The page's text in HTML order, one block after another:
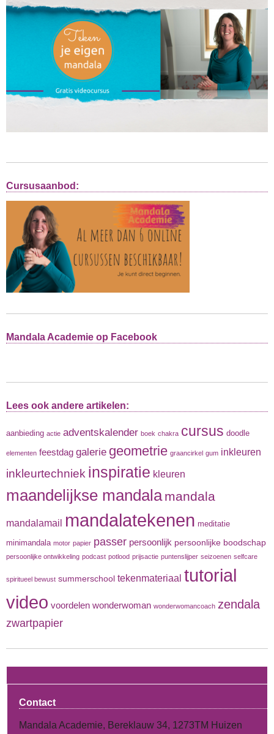
Cursusaanbod:
Mandala Academie op Facebook
Lees ook andere artikelen:
aanbieding actie adventskalender boek chakra cursus doodle
elementen feestdag galerie geometrie graancirkel gum inkleuren
inkleurtechniek inspiratie kleuren
maandelijkse mandala mandala
mandalamail mandalatekenen meditatie
minimandala motor papier passer persoonlijk persoonlijke boodschap
persoonlijke ontwikkeling podcast potlood prijsactie puntenslijper seizoenen selfcare
spiritueel bewust summerschool tekenmateriaal tutorial
video voordelen wonderwoman wonderwomancoach zendala
zwartpapier
Contact
Mandala Academie, Bereklauw 34, 1273TM Huizen